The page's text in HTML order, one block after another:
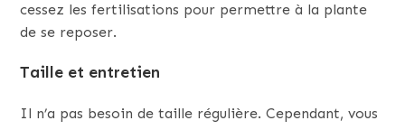
cessez les fertilisations pour permettre à la plante
de se reposer.
Taille et entretien
Il n’a pas besoin de taille régulière. Cependant, vous